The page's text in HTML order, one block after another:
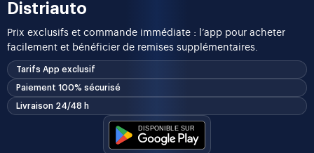
Distriauto
Prix exclusifs et commande immédiate : l’app pour acheter
facilement et bénéficier de remises supplémentaires.
Tarifs App exclusif
Paiement 100% sécurisé
Livraison 24/48 h